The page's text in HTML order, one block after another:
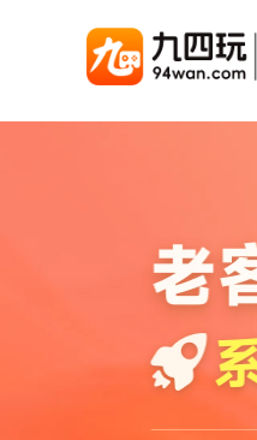
页游联运系统
H5游戏联运系统
上千款游
热门游戏、
陪玩PC官网
陪玩APP